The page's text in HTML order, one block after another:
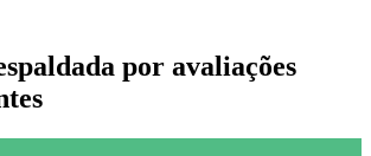
por avaliações